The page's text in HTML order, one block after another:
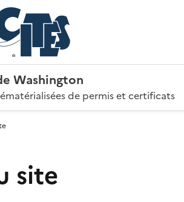
Washington
de permis et certificats
site